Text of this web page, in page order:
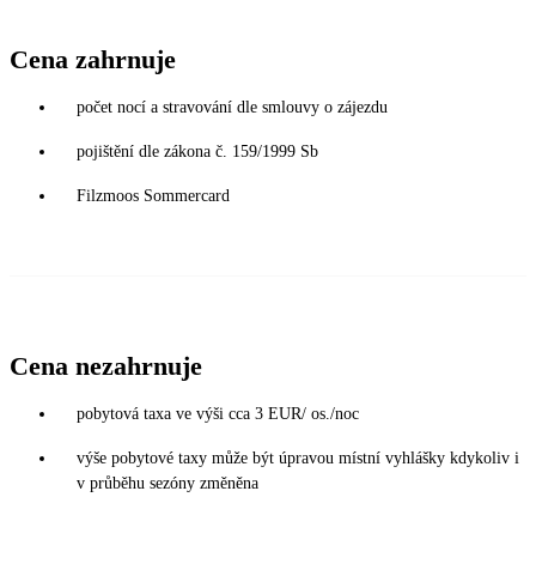
Cena zahrnuje
počet nocí a stravování dle smlouvy o zájezdu
pojištění dle zákona č. 159/1999 Sb
Filzmoos Sommercard
Cena nezahrnuje
pobytová taxa ve výši cca 3 EUR/ os./noc
výše pobytové taxy může být úpravou místní vyhlášky kdykoliv i
v průběhu sezóny změněna